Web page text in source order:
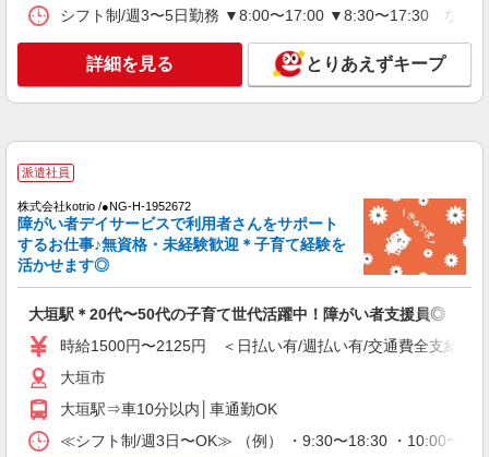
シフト制/週3〜5日勤務 ▼8:00〜17:00 ▼8:30〜17:30 など
詳細を見る とりあえずキープ
派遣社員
株式会社kotrio /●NG-H-1952672
障がい者デイサービスで利用者さんをサポート
するお仕事♪無資格・未経験歓迎＊子育て経験を
活かせます◎
大垣駅＊20代〜50代の子育て世代活躍中！障がい者支援員◎
時給1500円〜2125円 ＜日払い有/週払い有/交通費全支給(ガ
大垣市
大垣駅⇒車10分以内│車通勤OK
≪シフト制/週3日〜OK≫ （例） ・9:30〜18:30 ・10:00〜